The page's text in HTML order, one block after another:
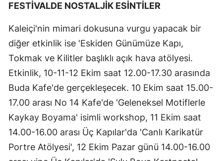
FESTİVALDE NOSTALJİK ESİNTİLER
Kaleiçi'nin mimari dokusuna vurgu yapacak bir
diğer etkinlik ise 'Eskiden Günümüze Kapı,
Tokmak ve Kilitler başlıklı açık hava atölyesi.
Etkinlik, 10-11-12 Ekim saat 12.00-17.30 arasında
Buda Kafe'de gerçekleşecek. 10 Ekim saat 15.00-
17.00 arası No 14 Kafe'de 'Geleneksel Motiflerle
Kaykay Boyama' isimli workshop, 11 Ekim saat
14.00-16.00 arası Üç Kapılar'da 'Canlı Karikatür
Portre Atölyesi', 12 Ekim Pazar günü 14.00-16.00